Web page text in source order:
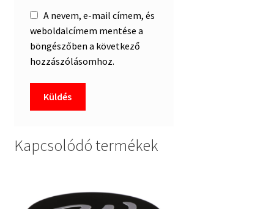
A nevem, e-mail címem, és
weboldalcímem mentése a
böngészőben a következő
hozzászólásomhoz.
Kapcsolódó termékek